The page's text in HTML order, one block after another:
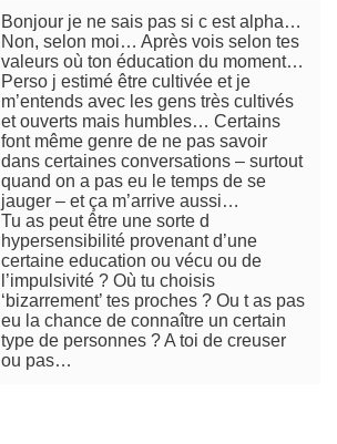
Bonjour je ne sais pas si c est alpha…
Non, selon moi… Après vois selon tes
valeurs où ton éducation du moment…
Perso j estimé être cultivée et je
m’entends avec les gens très cultivés
et ouverts mais humbles… Certains
font même genre de ne pas savoir
dans certaines conversations – surtout
quand on a pas eu le temps de se
jauger – et ça m’arrive aussi…
Tu as peut être une sorte d
hypersensibilité provenant d’une
certaine education ou vécu ou de
l’impulsivité ? Où tu choisis
‘bizarrement’ tes proches ? Ou t as pas
eu la chance de connaître un certain
type de personnes ? A toi de creuser
ou pas…